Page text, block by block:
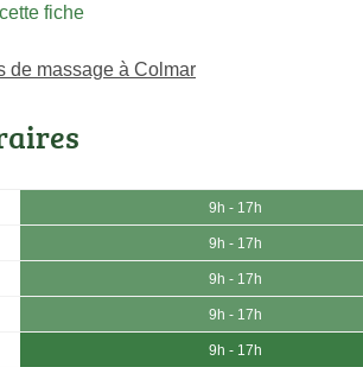
fiche
de massage à Colmar
9h - 17h
9h - 17h
9h - 17h
9h - 17h
9h - 17h